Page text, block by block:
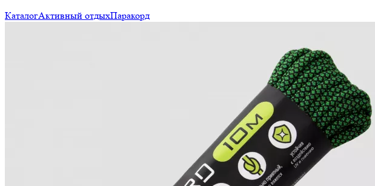
КаталогАктивный отдыхПаракорд